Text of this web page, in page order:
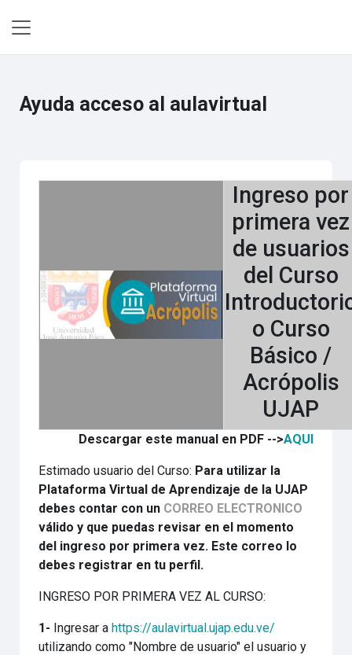
Ayuda acceso al aulavirtual
Ingreso por
primera vez
de usuarios
del Curso
o Curso
Básico /
Acrópolis
UJAP
Descargar este manual en PDF -->AQUI
Estimado usuario del Curso: Para utilizar la
Plataforma Virtual de Aprendizaje de la UJAP
debes contar con un CORREO ELECTRONICO
válido y que puedas revisar en el momento
del ingreso por primera vez. Este correo lo
debes registrar en tu perfil.
INGRESO POR PRIMERA VEZ AL CURSO:
1- Ingresar ahttps://aulavirtual.ujap.edu.ve/
utilizando como "Nombre de usuario" el usuario y